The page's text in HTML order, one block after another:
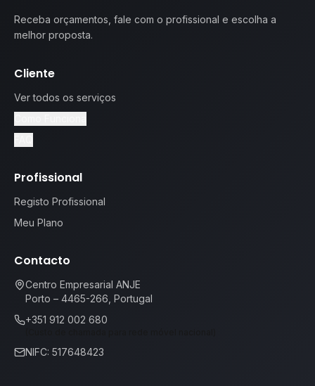
Receba orçamentos, fale com o profissional e escolha a
melhor proposta.
Cliente
Ver todos os serviços
Profissional
Registo Profissional
Meu Plano
Contacto
Centro Empresarial ANJE
Porto – 4465-266, Portugal
+351 912 002 680
NIFC: 517648423